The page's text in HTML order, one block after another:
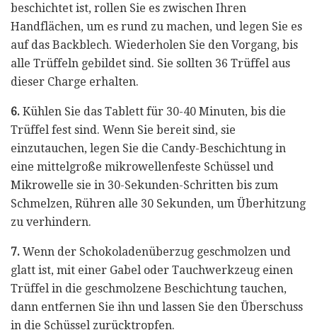
beschichtet ist, rollen Sie es zwischen Ihren
Handflächen, um es rund zu machen, und legen Sie es
auf das Backblech. Wiederholen Sie den Vorgang, bis
alle Trüffeln gebildet sind. Sie sollten 36 Trüffel aus
dieser Charge erhalten.
6. Kühlen Sie das Tablett für 30-40 Minuten, bis die
Trüffel fest sind. Wenn Sie bereit sind, sie
einzutauchen, legen Sie die Candy-Beschichtung in
eine mittelgroße mikrowellenfeste Schüssel und
Mikrowelle sie in 30-Sekunden-Schritten bis zum
Schmelzen, Rühren alle 30 Sekunden, um Überhitzung
zu verhindern.
7. Wenn der Schokoladenüberzug geschmolzen und
glatt ist, mit einer Gabel oder Tauchwerkzeug einen
Trüffel in die geschmolzene Beschichtung tauchen,
dann entfernen Sie ihn und lassen Sie den Überschuss
in die Schüssel zurücktropfen.